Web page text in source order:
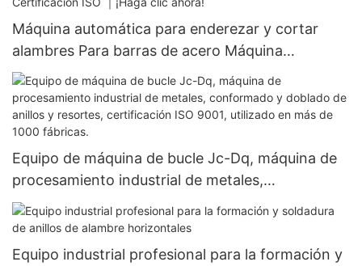
Máquina automática para enderezar y cortar
alambres Para barras de acero Máquina
cortadora de alambre de precisión ｜
Certificación ISO ｜¡Haga clic ahora!
Equipo de máquina de bucle Jc-Dq, máquina de
procesamiento industrial de metales,
conformado y doblado de anillos y resortes,
certificación ISO 9001, utilizado en más de 1000
fábricas.
Equipo industrial profesional para la formación y